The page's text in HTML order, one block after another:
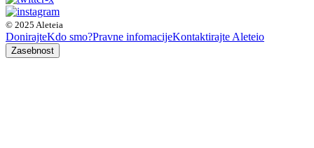
© 2025 Aleteia
DonirajteKdo smo?Pravne infomacijeKontaktirajte Aleteio
Zasebnost